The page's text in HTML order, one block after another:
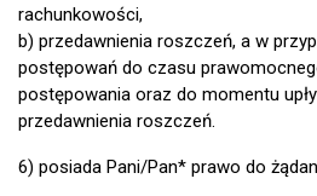
rachunkowości,
b) przedawnienia roszczeń, a w
postępowań do czasu
postępowania oraz do momentu
przedawnienia roszczeń.
6) posiada Pani/Pan* prawo do